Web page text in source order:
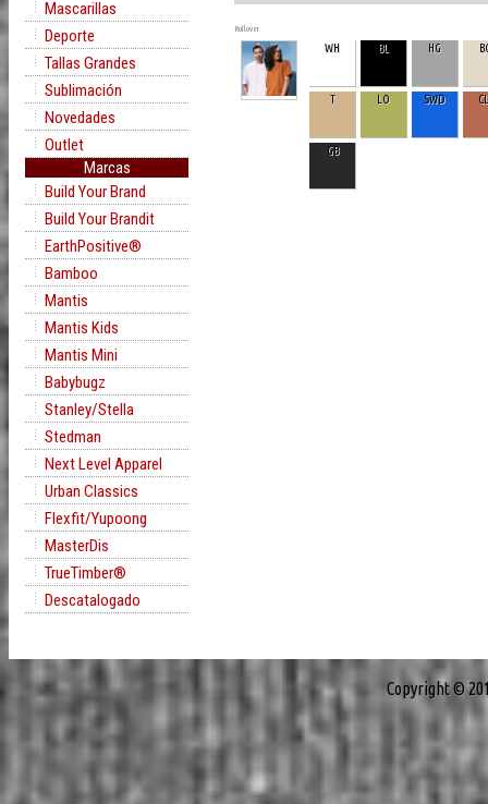
Mascarillas
Deporte
Tallas Grandes
Sublimación
Novedades
Outlet
Marcas
Build Your Brand
Build Your Brandit
EarthPositive®
Bamboo
Mantis
Mantis Kids
Mantis Mini
Babybugz
Stanley/Stella
Stedman
Next Level Apparel
Urban Classics
Flexfit/Yupoong
MasterDis
TrueTimber®
Descatalogado
Rollover
WH BL HG
T LO SWD
GB
Copyright ©